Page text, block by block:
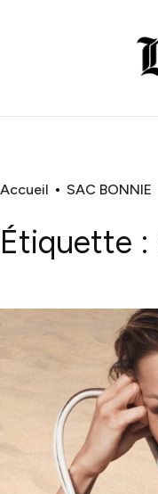
Accueil SAC BONNIE
Étiquette :